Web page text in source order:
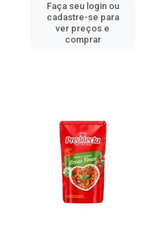
Faça seu login ou
cadastre-se para
ver preços e
comprar